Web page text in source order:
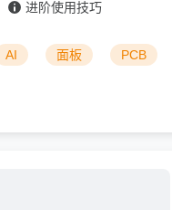
进阶使用技巧
AI 面板 PCB